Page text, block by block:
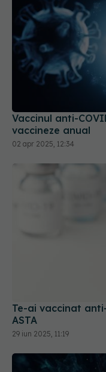
Vaccinul anti-
vaccineze anual
02 apr 2025, 12:34
Te-ai vaccinat
ASTA
29 iun 2025, 11:19